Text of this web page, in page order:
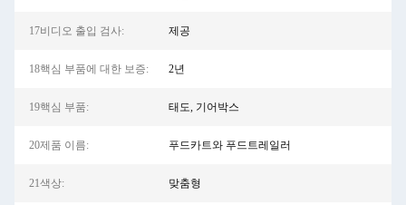
17비디오 출입 검사: 제공
18핵심 부품에 대한 보증: 2년
19핵심 부품: 태도, 기어박스
20제품 이름: 푸드카트와 푸드트레일러
21색상: 맞춤형